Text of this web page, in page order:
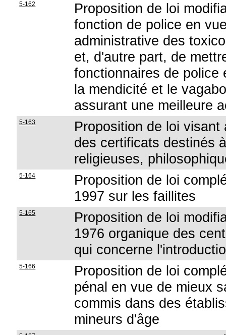
5-162
Proposition de loi
fonction de police en
administrative des
et, d'autre part, de
fonctionnaires de police
la mendicité et le
assurant une meilleure
5-163
Proposition de loi
des certificats destinés
religieuses,
5-164
Proposition de loi
1997 sur les faillites
5-165
Proposition de loi
1976 organique des
qui concerne
5-166
Proposition de loi
pénal en vue de mieux
commis dans des
mineurs d'âge